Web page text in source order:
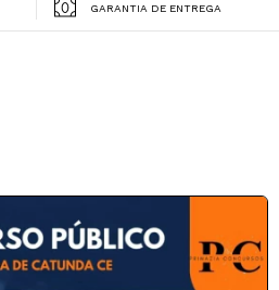
GARANTIA DE ENTREGA